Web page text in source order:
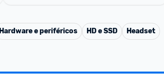
Hardware e periféricos HD e SSD Headset